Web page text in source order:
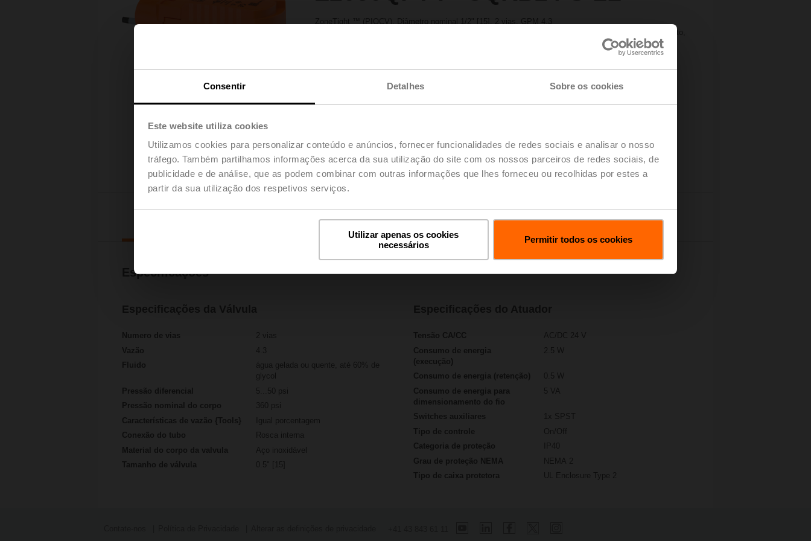
Consentir Detalhes Sobre os cookies
Este website utiliza cookies
Utilizamos cookies para personalizar conteúdo e anúncios, fornecer funcionalidades de redes sociais e analisar o nosso
tráfego. Também partilhamos informações acerca da sua utilização do site com os nossos parceiros de redes sociais, de
publicidade e de análise, que as podem combinar com outras informações que lhes forneceu ou recolhidas por estes a
partir da sua utilização dos respetivos serviços.
Utilizar apenas os cookies
necessários
Permitir todos os cookies
ZoneTight ™ (PIQCV), Diâmetro nominal 1/2" [15], 2 vias, GPM 4.3
Entre em contato com seu representante de vendas local para fazer o pedido.
Adicionar ao Carrinho
Projetos
Downloads Vídeos do Produto
Especificações
Especificações da Válvula
Numero de vias
2 vias
Vazão
4.3
Fluido
água gelada ou quente, até 60% de
glycol
Pressão diferencial
5...50 psi
Pressão nominal do corpo
360 psi
Características de vazão {Tools}
Igual porcentagem
Conexão do tubo
Rosca interna
Material do corpo da valvula
Aço inoxidável
Tamanho de válvula
0.5" [15]
Tensão CA/CC
AC/DC 24 V
Consumo de energia
(execução)
2.5 W
Consumo de energia (retenção)
0.5 W
Consumo de energia para
dimensionamento do fio
5 VA
Switches auxiliares
1x SPST
Tipo de controle
On/Off
Categoria de proteção
Grau de proteção NEMA
NEMA 2
Tipo de caixa protetora
UL Enclosure Type 2